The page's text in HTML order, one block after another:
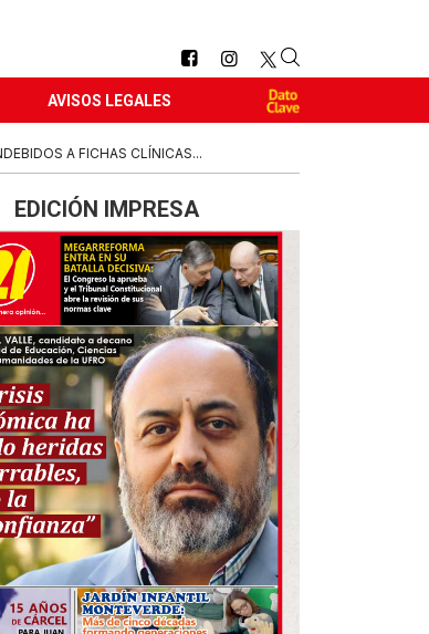
AVISOS LEGALES
A FICHAS CLÍNICAS...
EDICIÓN IMPRESA